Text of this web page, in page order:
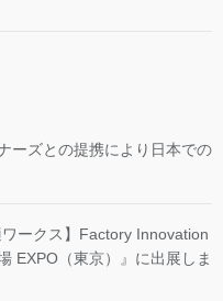
ーズとの提携により日本での
ワークス】Factory Innovation
EXPO（東京）』に出展しま